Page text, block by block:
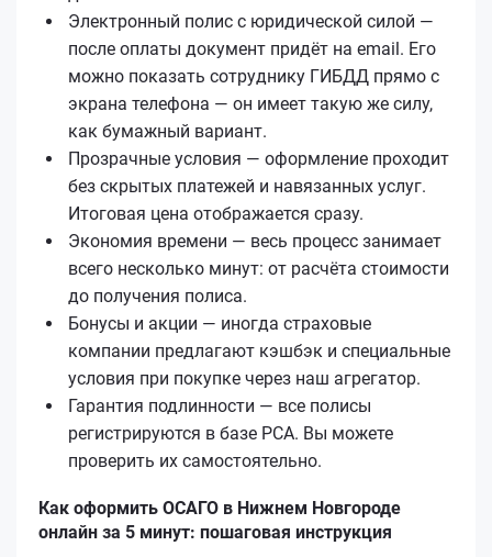
Электронный полис с юридической силой —
после оплаты документ придёт на email. Его
можно показать сотруднику ГИБДД прямо с
экрана телефона — он имеет такую же силу,
как бумажный вариант.
Прозрачные условия — оформление проходит
без скрытых платежей и навязанных услуг.
Итоговая цена отображается сразу.
Экономия времени — весь процесс занимает
всего несколько минут: от расчёта стоимости
до получения полиса.
Бонусы и акции — иногда страховые
компании предлагают кэшбэк и специальные
условия при покупке через наш агрегатор.
Гарантия подлинности — все полисы
регистрируются в базе РСА. Вы можете
проверить их самостоятельно.
Как оформить ОСАГО в Нижнем Новгороде
онлайн за 5 минут: пошаговая инструкция